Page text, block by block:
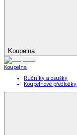
Koupelna
Koupelna
Ručníky a osušky
Koupelnové předložky